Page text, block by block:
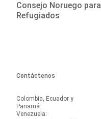
Consejo Noruego para
Refugiados
Contáctenos
Colombia, Ecuador y
Panamá:
Venezuela: